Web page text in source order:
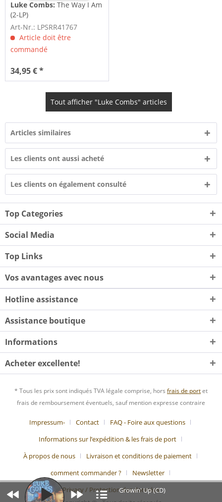
Luke Combs:The Way I Am
(2-LP)
Art-Nr.: LPSRR41767
Article doit être
commandé
34,95 € *
Tout afficher "Luke Combs" articles
Articles similaires
Les clients ont aussi acheté
Les clients on également consulté
Top Categories
Social Media
Top Links
Vos avantages avec nous
Hotline assistance
Assistance boutique
Informations
Acheter excellente!
* Tous les prix sont indiqués TVA légale comprise, hors frais de portet
frais de remboursement éventuels, sauf mention expresse contraire
Impressum- Contact
FAQ - Foire aux questions
Informations sur l’expédition & les frais de port
À propos de nous
Livraison et conditions de paiement
comment commander ?
Newsletter
Privacy / Protection des données
Growin' Up (CD)